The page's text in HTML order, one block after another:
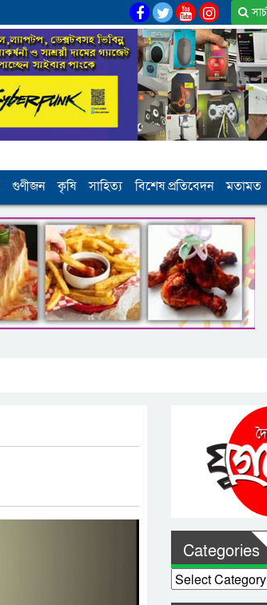
সার্চ
গুণীজন কৃষি সাহিত্য বিশেষ প্রতিবেদন মতামত
Categories
Categories